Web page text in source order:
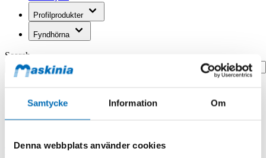
Samtycke Information Om
Denna webbplats använder cookies
Profilprodukter
Fyndhörna
Search
Hem
Hem
Dt Grenkabel 1 Hane Till 2 Honor
Tillbehör DT/Deutsch